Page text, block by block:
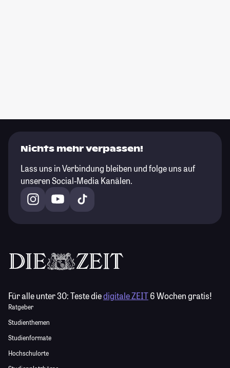
Nichts mehr verpassen!
Lass uns in Verbindung bleiben und folge uns auf
unseren Social-Media Kanälen.
Für alle unter 30:Teste diedigitale ZEIT6 Wochen gratis!
Ratgeber
Studienthemen
Studienformate
Hochschulorte